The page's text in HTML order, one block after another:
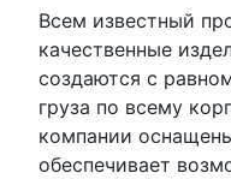
Всем известный
качественные
создаются с
груза по всему
компании
обеспечивает